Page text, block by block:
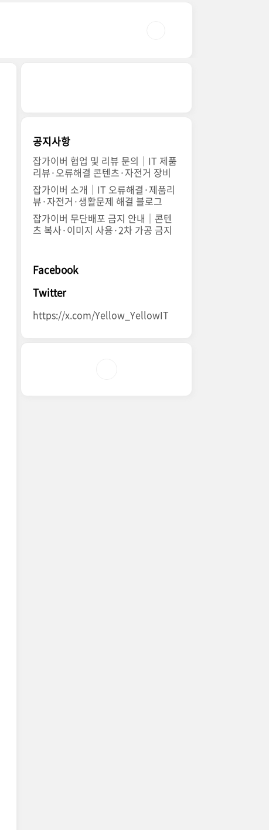
공지사항
잡가이버 협업 및 리뷰 문의｜IT 제품
리뷰·오류해결 콘텐츠·자전거 장비
잡가이버 소개｜IT 오류해결·제품리
뷰·자전거·생활문제 해결 블로그
잡가이버 무단배포 금지 안내｜콘텐
츠 복사·이미지 사용·2차 가공 금지
Facebook
Twitter
https://x.com/Yellow_YellowIT